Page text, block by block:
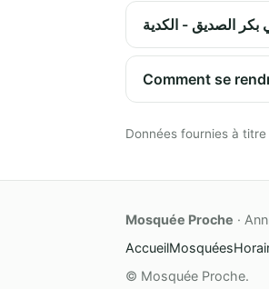
Données fournies à
Mosquée Proche ·
AccueilMosquées
© Mosquée Proche.